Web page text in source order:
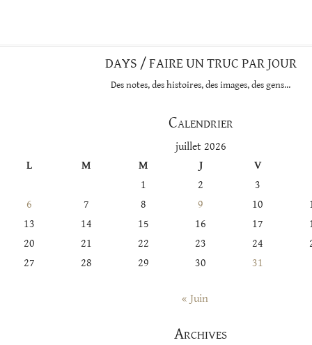
DAYS / FAIRE UN TRUC PAR JOUR
Des notes, des histoires, des images, des gens…
Calendrier
juillet 2026
L
M M J
V
1
2
3
6
7 8 9 10
13
14 15 16 17
20
21 22 23 24
27
28 29 30 31
« Juin
Archives